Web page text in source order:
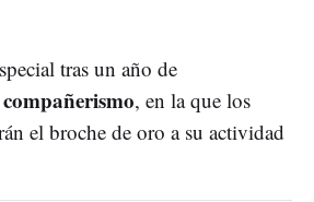
tras un año de
, en la que los
el broche de oro a su actividad